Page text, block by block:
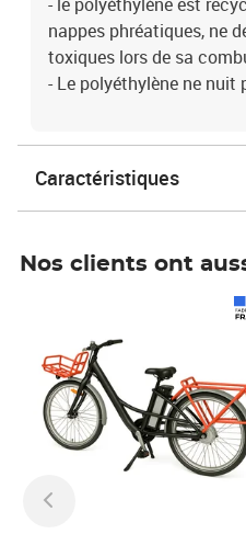
nappes phréatiques, ne
toxiques lors de sa
- Le polyéthylène ne nuit
Caractéristiques
Nos clients ont